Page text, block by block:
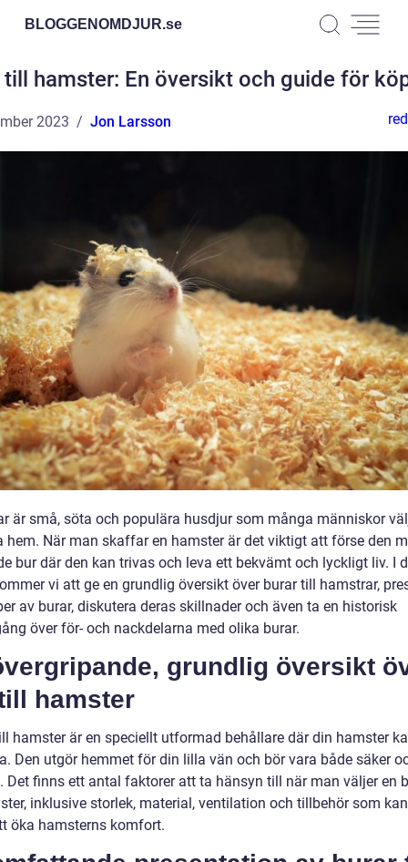
BLOGGENOMDJUR.se
till hamster: En översikt och guide för
2023 Jon Larsson
är små, söta och populära husdjur som många människor
hem. När man skaffar en hamster är det viktigt att förse den
bur där den kan trivas och leva ett bekvämt och lyckligt liv. I
vi att ge en grundlig översikt över burar till hamstrar,
av burar, diskutera deras skillnader och även ta en historisk
över för- och nackdelarna med olika burar.
grundlig översikt
hamster
hamster är en speciellt utformad behållare där din hamster
Den utgör hemmet för din lilla vän och bör vara både säker
Det finns ett antal faktorer att ta hänsyn till när man väljer en
inklusive storlek, material, ventilation och tillbehör som
öka hamsterns komfort.